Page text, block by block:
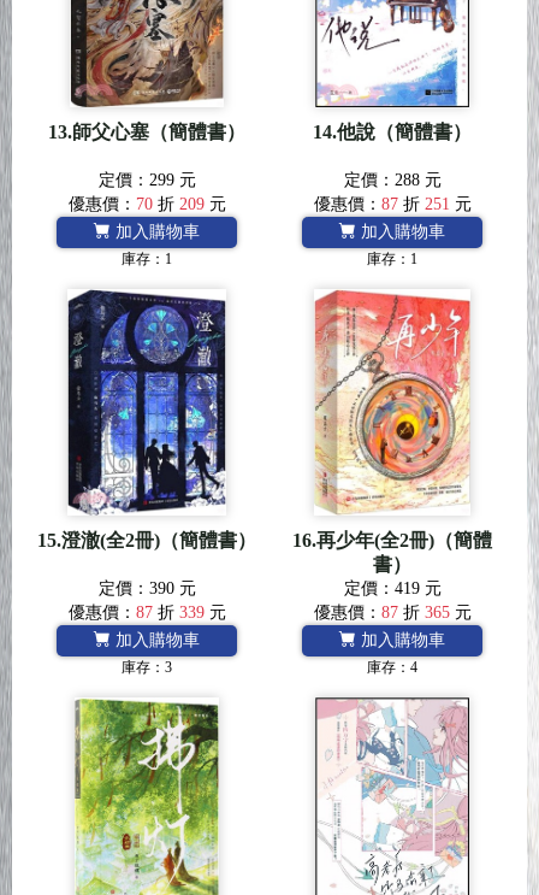
13.師父心塞（簡體書）
定價：299 元
優惠價： 70折 209元
加入購物車
庫存：1
14.他說（簡體書）
定價：288 元
優惠價： 87折 251 元
加入購物車
庫存：1
15.澄澈(全2冊)（簡體書）
定價：390 元
優惠價： 87折 339元
加入購物車
庫存：3
16.再少年(全2冊)（簡體
書）
定價：419 元
優惠價： 87折 365元
加入購物車
庫存：4